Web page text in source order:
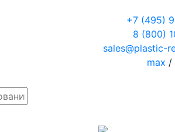
+7 (495)
8 (800)
sales@plastic-
max /